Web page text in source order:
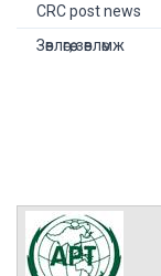
CRC post news
Зөвлөгөө, зөвлөмж